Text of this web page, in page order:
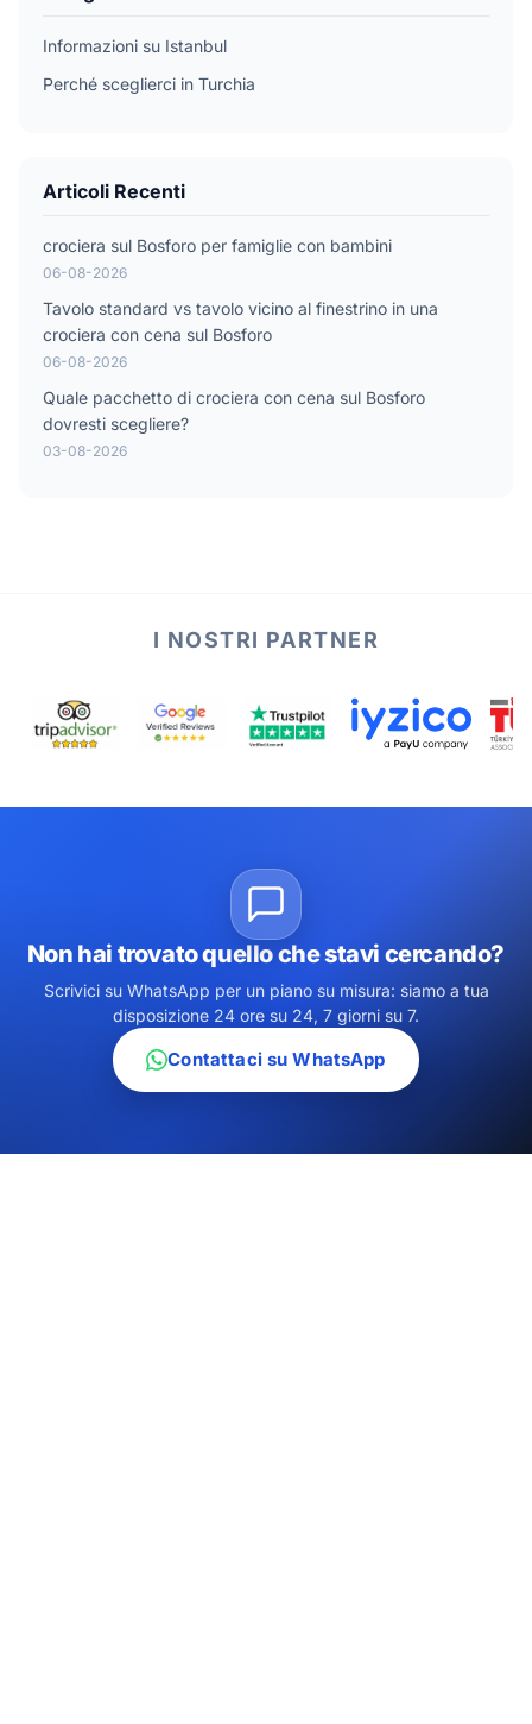
Informazioni su Istanbul
Perché sceglierci in Turchia
Articoli Recenti
crociera sul Bosforo per famiglie con bambini
06-08-2026
Tavolo standard vs tavolo vicino al finestrino in una
crociera con cena sul Bosforo
06-08-2026
Quale pacchetto di crociera con cena sul Bosforo
dovresti scegliere?
03-08-2026
I NOSTRI PARTNER
Non hai trovato quello che stavi cercando?
Scrivici su WhatsApp per un piano su misura: siamo a tua
disposizione 24 ore su 24, 7 giorni su 7.
Contattaci su WhatsApp